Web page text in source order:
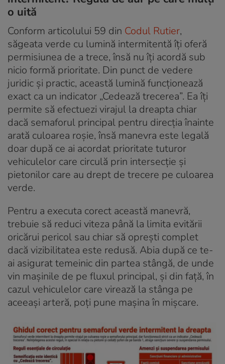
o uită
Conform articolului 59 din Codul Rutier,
săgeata verde cu lumină intermitentă îți oferă
permisiunea de a trece, însă nu îți acordă sub
nicio formă prioritate. Din punct de vedere
juridic și practic, această lumină funcționează
exact ca un indicator „Cedează trecerea”. Ea îți
permite să efectuezi virajul la dreapta chiar
dacă semaforul principal pentru direcția înainte
arată culoarea roșie, însă manevra este legală
doar după ce ai acordat prioritate tuturor
vehiculelor care circulă prin intersecție și
pietonilor care au drept de trecere pe culoarea
verde.
Pentru a executa corect această manevră,
trebuie să reduci viteza până la limita evitării
oricărui pericol sau chiar să oprești complet
dacă vizibilitatea este redusă. Abia după ce te-
ai asigurat temeinic din partea stângă, de unde
vin mașinile de pe fluxul principal, și din față, în
cazul vehiculelor care virează la stânga pe
aceeași arteră, poți pune mașina în mișcare.